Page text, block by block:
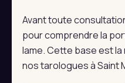
Avant toute
pour comprendre la
lame. Cette base est
nos tarologues à Saint